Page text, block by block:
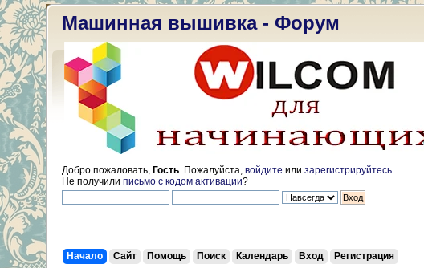
Машинная вышивка - Форум
Добро пожаловать, Гость . Пожалуйста, войдите или зарегистрируйтесь
Не получили письмо с кодом активации?
Начало Сайт Помощь Поиск Календарь Вход Регистрация